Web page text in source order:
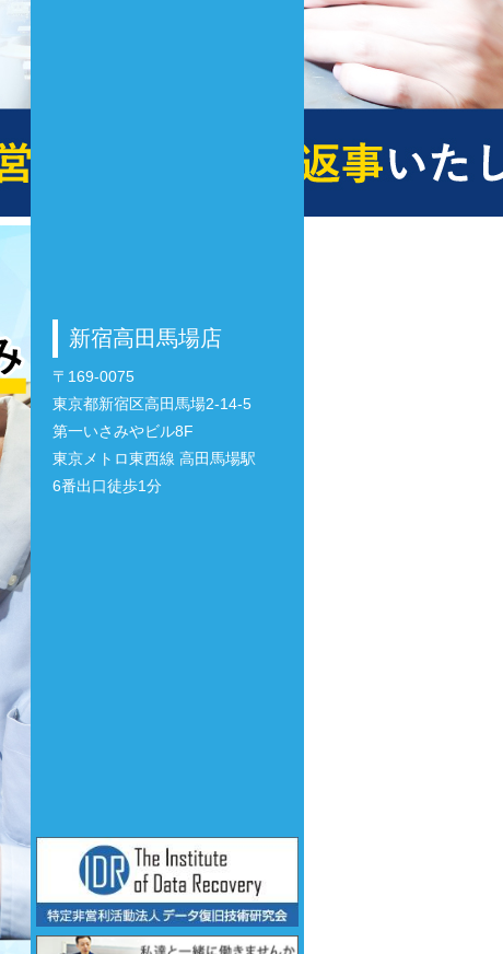
新宿高田馬場店
〒169-0075
東京都新宿区高田馬場2-14-5
第一いさみやビル8F
東京メトロ東西線 高田馬場駅
6番出口徒歩1分